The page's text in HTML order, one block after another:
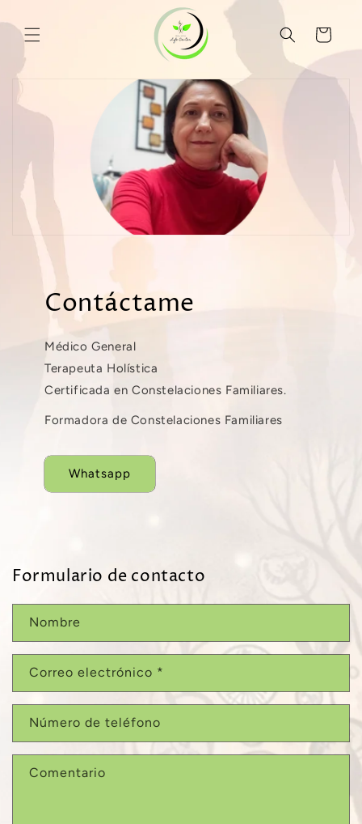
al contenido
Carrito
Contáctame
Médico General
Terapeuta Holística
Certificada en Constelaciones Familiares.
Formadora de Constelaciones Familiares
Whatsapp
Formulario de contacto
Nombre
Correo electrónico *
Número de teléfono
Comentario